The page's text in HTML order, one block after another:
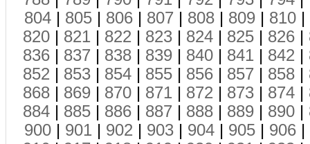
804 | 805 | 806 | 807 | 808 | 809 | 810 |
820 | 821 | 822 | 823 | 824 | 825 | 826 |
836 | 837 | 838 | 839 | 840 | 841 | 842 |
852 | 853 | 854 | 855 | 856 | 857 | 858 |
868 | 869 | 870 | 871 | 872 | 873 | 874 |
884 | 885 | 886 | 887 | 888 | 889 | 890 |
900 | 901 | 902 | 903 | 904 | 905 | 906 |